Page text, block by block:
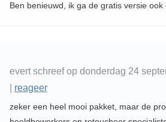
Ben benieuwd, ik ga de gratis versie
evert schreef op donderdag 24
reageer
zeker een heel mooi pakket, maar de